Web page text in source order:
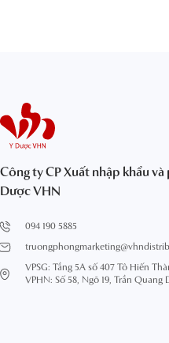
Công ty CP Xuất nhập khẩu
Dược VHN
094 190 5885
VPSG: Tầng 5A số 407 Tô Hiến
VPHN: Số 58, Ngõ 19, Trần